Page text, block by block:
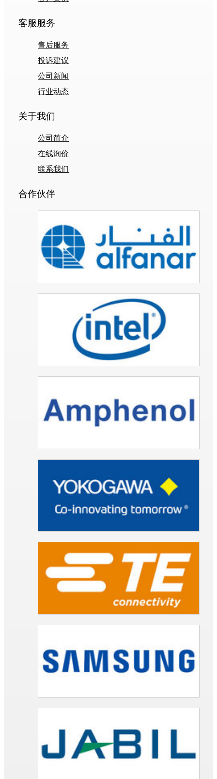
客服服务
售后服务
投诉建议
公司新闻
行业动态
关于我们
公司简介
在线询价
联系我们
合作伙伴